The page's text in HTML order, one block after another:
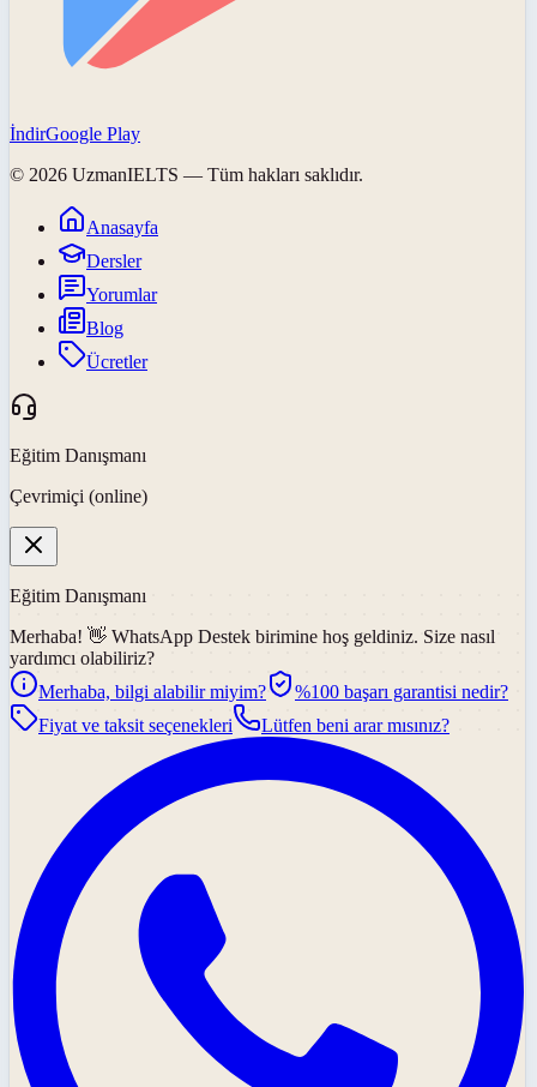
İndirGoogle Play
© 2026 UzmanIELTS — Tüm hakları saklıdır.
Anasayfa
Dersler
Yorumlar
Blog
Ücretler
Eğitim Danışmanı
Çevrimiçi (online)
Eğitim Danışmanı
Merhaba! 👋 WhatsApp Destek birimine hoş geldiniz. Size nasıl
yardımcı olabiliriz?
Merhaba, bilgi alabilir miyim?
%100 başarı garantisi nedir?
Fiyat ve taksit seçenekleri
Lütfen beni arar mısınız?